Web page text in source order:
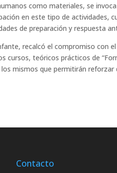
como materiales, se
en este tipo de actividades,
de preparación y respuesta
recalcó el compromiso con
cursos, teóricos prácticos de
mismos que permitirán reforzar
Contacto